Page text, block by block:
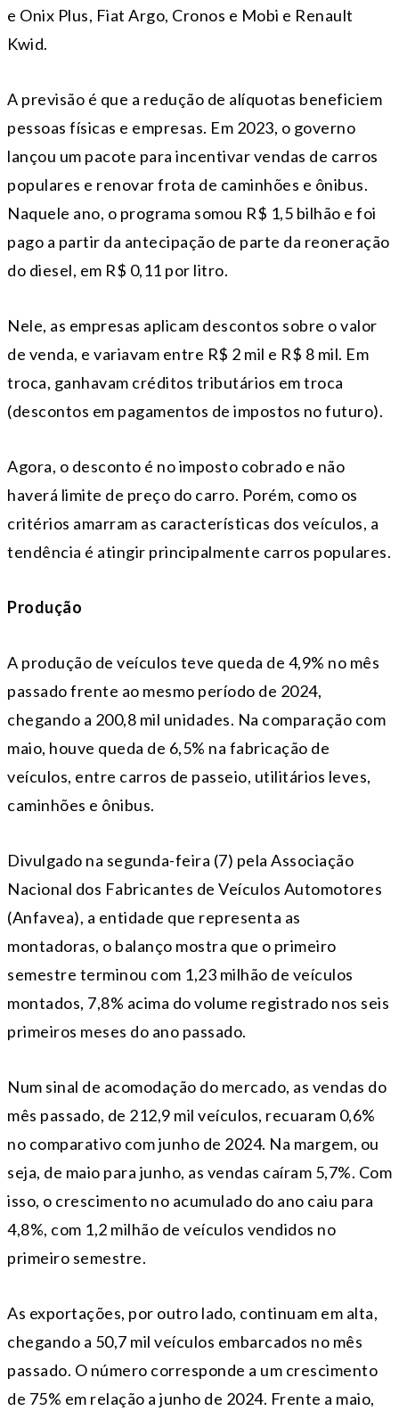
e Onix Plus, Fiat Argo, Cronos e Mobi e Renault
Kwid.
A previsão é que a redução de alíquotas beneficiem
pessoas físicas e empresas. Em 2023, o governo
lançou um pacote para incentivar vendas de carros
populares e renovar frota de caminhões e ônibus.
Naquele ano, o programa somou R$ 1,5 bilhão e foi
pago a partir da antecipação de parte da reoneração
do diesel, em R$ 0,11 por litro.
Nele, as empresas aplicam descontos sobre o valor
de venda, e variavam entre R$ 2 mil e R$ 8 mil. Em
troca, ganhavam créditos tributários em troca
(descontos em pagamentos de impostos no futuro).
Agora, o desconto é no imposto cobrado e não
haverá limite de preço do carro. Porém, como os
critérios amarram as características dos veículos, a
tendência é atingir principalmente carros populares.
Produção
A produção de veículos teve queda de 4,9% no mês
passado frente ao mesmo período de 2024,
chegando a 200,8 mil unidades. Na comparação com
maio, houve queda de 6,5% na fabricação de
veículos, entre carros de passeio, utilitários leves,
caminhões e ônibus.
Divulgado na segunda-feira (7) pela Associação
Nacional dos Fabricantes de Veículos Automotores
(Anfavea), a entidade que representa as
montadoras, o balanço mostra que o primeiro
semestre terminou com 1,23 milhão de veículos
montados, 7,8% acima do volume registrado nos seis
primeiros meses do ano passado.
Num sinal de acomodação do mercado, as vendas do
mês passado, de 212,9 mil veículos, recuaram 0,6%
no comparativo com junho de 2024. Na margem, ou
seja, de maio para junho, as vendas caíram 5,7%. Com
isso, o crescimento no acumulado do ano caiu para
4,8%, com 1,2 milhão de veículos vendidos no
primeiro semestre.
As exportações, por outro lado, continuam em alta,
chegando a 50,7 mil veículos embarcados no mês
passado. O número corresponde a um crescimento
de 75% em relação a junho de 2024. Frente a maio,